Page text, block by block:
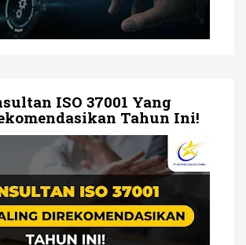
ISO 37001 Yang
Tahun Ini!